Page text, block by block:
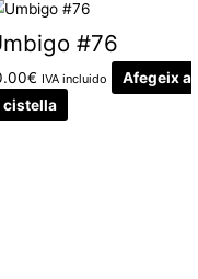
#76
€ IVA incluido
Afegeix a
cistella